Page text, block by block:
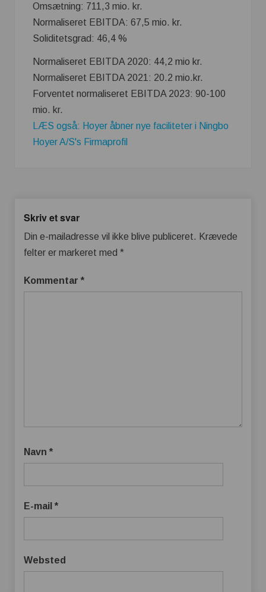
Omsætning: 711,3 mio. kr.
Normaliseret EBITDA: 67,5 mio. kr.
Soliditetsgrad: 46,4 %
Normaliseret EBITDA 2020: 44,2 mio kr.
Normaliseret EBITDA 2021: 20.2 mio.kr.
Forventet normaliseret EBITDA 2023: 90-100
mio. kr.
LÆS også: Hoyer åbner nye faciliteter i Ningbo
Hoyer A/S's Firmaprofil
Skriv et svar
Din e-mailadresse vil ikke blive publiceret. Krævede
felter er markeret med *
Kommentar *
Navn *
E-mail *
Websted